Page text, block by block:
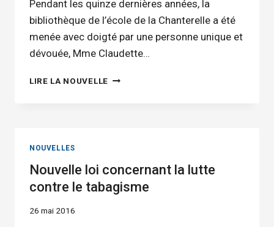
Pendant les quinze dernières années, la
bibliothèque de l’école de la Chanterelle a été
menée avec doigté par une personne unique et
dévouée, Mme Claudette…
LIRE LA NOUVELLEUN
NOUVELLES
Nouvelle loi concernant la lutte
contre le tabagisme
26 mai 2016